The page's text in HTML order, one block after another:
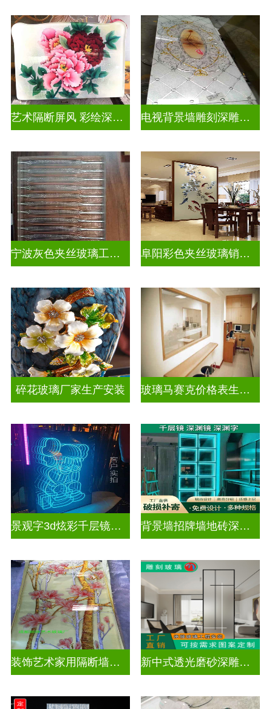
艺术隔断屏风 彩绘深雕浮雕玻璃 电视背景墙雕刻深雕双面效果
宁波灰色夹丝玻璃工厂招聘 阜阳彩色夹丝玻璃销售电话
碎花玻璃厂家生产安装 玻璃马赛克价格表生产电话
景观字3d炫彩千层镜深渊镜 背景墙招牌墙地砖深渊镜千层镜
装饰艺术家用隔断墙深雕玻璃 新中式透光磨砂深雕玻璃